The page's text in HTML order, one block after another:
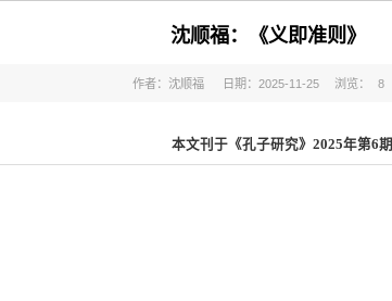
沈顺福：《义即准则》
作者：沈顺福 日期：2025-11-25 浏览： 8
本文刊于《孔子研究》2025年第6期